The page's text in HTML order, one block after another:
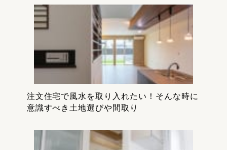
注文住宅で風水を取り入れたい！そんな時に
意識すべき土地選びや間取り